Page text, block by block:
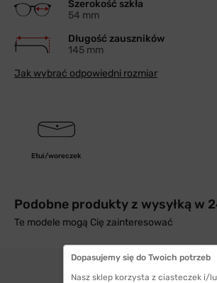
Szerokość szkła
54 mm
Długość zauszników
145 mm
Jak wybrać odpowiedni rozmiar
Etui/woreczek
Podobne produkty z wysyłką w
Te modele mogą Cię zainteresować
Dopasujemy się do Twoich potrzeb
Nasz sklep korzysta z ciasteczek i/